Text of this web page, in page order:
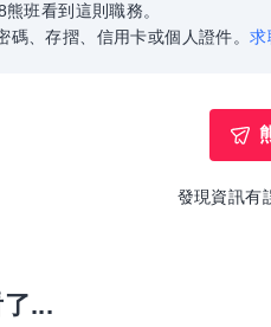
班看到這則職務。
碼、存摺、信用卡或個人證件。求
發現資訊有
...